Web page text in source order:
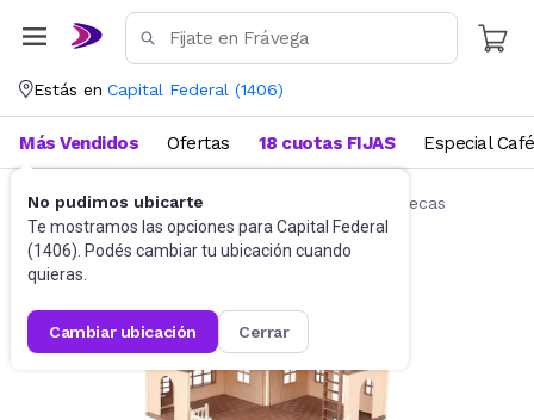
Estás en Capital Federal (1406)
No pudimos ubicarte
Te mostramos las opciones para Capital Federal
(1406). Podés cambiar tu ubicación cuando
quieras.
cambiar ubicación cerrar
Más Vendidos Ofertas 18 cuotas FIJAS Especial Café
Muñecas y Accesorios Accesorios para muñecas